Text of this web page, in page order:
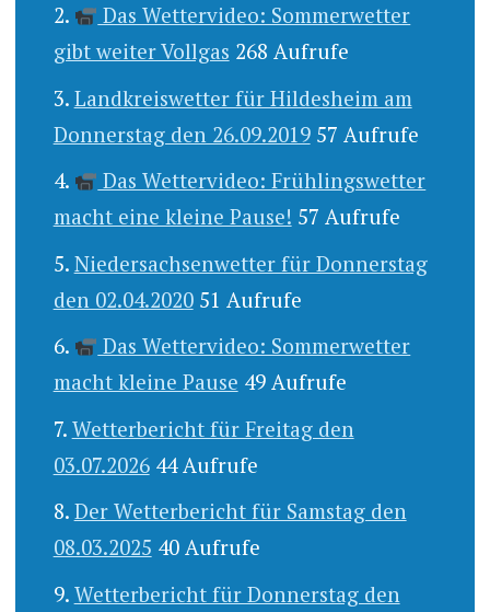
Das Wettervideo: Sommerwetter
gibt weiter Vollgas 268 Aufrufe
Landkreiswetter für Hildesheim am
Donnerstag den 26.09.2019 57 Aufrufe
Das Wettervideo: Frühlingswetter
macht eine kleine Pause! 57 Aufrufe
Niedersachsenwetter für Donnerstag
den 02.04.2020 51 Aufrufe
Das Wettervideo: Sommerwetter
macht kleine Pause 49 Aufrufe
Wetterbericht für Freitag den
03.07.2026 44 Aufrufe
Der Wetterbericht für Samstag den
08.03.2025 40 Aufrufe
Wetterbericht für Donnerstag den